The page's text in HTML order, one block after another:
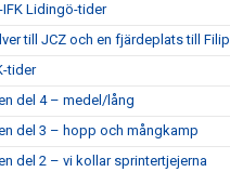
Lidingö-tider
till JCZ och en fjärdeplats till Filip
tider
del 4 – medel/lång
del 3 – hopp och mångkamp
del 2 – vi kollar sprintertjejerna